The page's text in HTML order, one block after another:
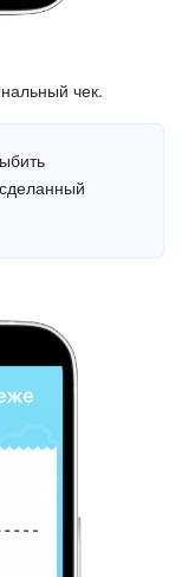
чек.